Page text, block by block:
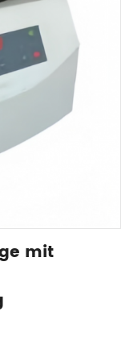
mit